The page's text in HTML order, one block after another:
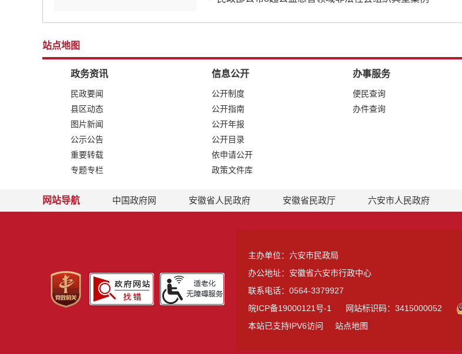
站点地图
政务资讯
民政要闻
县区动态
图片新闻
公示公告
重要转载
专题专栏
信息公开
公开制度
公开指南
公开年报
公开目录
依申请公开
政策文件库
办事服务
便民查询
办件查询
网站导航 中国政府网 安徽省人民政府 安徽省民政厅 六安市人民政府
主办单位：六安市民政局
办公地址：安徽省六安市行政中心
联系电话：0564-3379927
皖ICP备19000121号-1
网站标识码：3415000052
本站已支持IPV6访问
站点地图